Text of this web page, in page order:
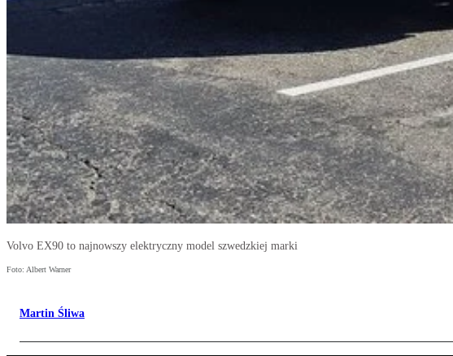
Volvo EX90 to najnowszy elektryczny model szwedzkiej marki
Foto: Albert Warner
Martin Śliwa